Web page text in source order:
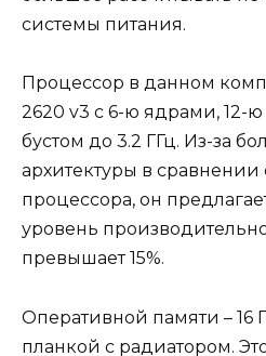
системы питания.
Процессор в данном
2620 v3 с 6-ю ядрами, 12-
бустом до 3.2 ГГц. Из-за
архитектуры в сравнении
процессора, он
уровень
превышает 15%.
Оперативной памяти – 16
планкой с радиатором.